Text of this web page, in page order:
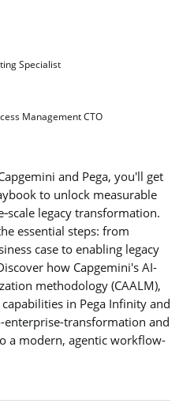
Specialist
Management CTO
and Pega, you'll get
to unlock measurable
legacy transformation.
essential steps: from
case to enabling legacy
how Capgemini's AI-
methodology (CAALM),
in Pega Infinity and
transformation and
a modern, agentic workflow-